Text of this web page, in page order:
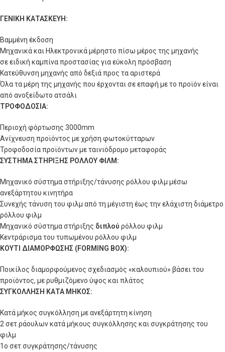
ΓΕΝΙΚΗ ΚΑΤΑΣΚΕΥΗ:
Βαμμένη έκδοση
Μηχανικά και Ηλεκτρονικά μέρηστο πίσω μέρος της μηχανής
σε ειδική καμπίνα προστασίας για εύκολη πρόσβαση
Κατεύθυνση μηχανής από δεξιά προς τα αριστερά
Όλα τα μέρη της μηχανής που έρχονται σε επαφή με το προϊόν είναι
από ανοξείδωτο ατσάλι
ΤΡΟΦΟΔΟΣΙΑ:
Περιοχή φόρτωσης 3000mm
Ανίχνευση προϊόντος με χρήση φωτοκύτταρων
Τροφοδοσία προϊόντων με ταινιόδρομο μεταφοράς
ΣΥΣΤΗΜΑ ΣΤΗΡΙΞΗΣ ΡΟΛΛΟΥ ΦΙΛΜ:
Μηχανικό σύστημα στήριξης/τάνυσης ρόλλου φιλμ μέσω
ανεξάρτητου κινητήρα
Συνεχής τάνυση του φιλμ από τη μέγιστη έως την ελάχιστη διάμετρο
ρόλλου φιλμ
Μηχανικό σύστημα στήριξης διπλού ρόλλου φιλμ
Κεντράρισμα του τυπωμένου ρόλλου φιλμ
ΚΟΥΤΙ ΔΙΑΜΟΡΦΩΣΗΣ (FORMING BOX):
Ποικίλος διαμορφούμενος σχεδιασμός «καλουπιού» βάσει του
προϊόντος, με ρυθμιζόμενο ύψος και πλάτος
ΣΥΓΚΟΛΛΗΣΗ ΚΑΤΑ ΜΗΚΟΣ:
Κατά μήκος συγκόλληση με ανεξάρτητη κίνηση
2 σετ ράουλων κατά μήκους συγκόλλησης και συγκράτησης του
φιλμ
1o σετ συγκράτησης/τάνυσης